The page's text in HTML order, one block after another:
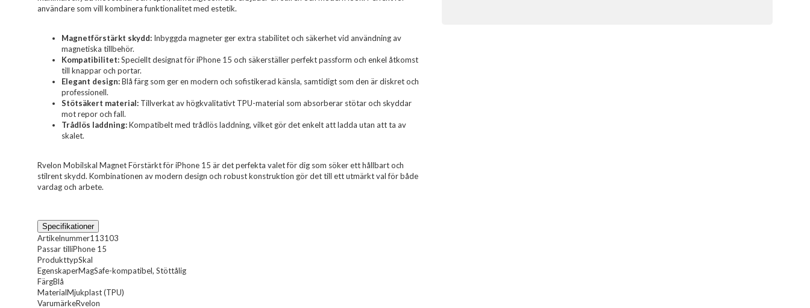
användare som vill kombinera funktionalitet med estetik.
Magnetförstärkt skydd: Inbyggda magneter ger extra stabilitet och säkerhet vid användning av
magnetiska tillbehör.
Kompatibilitet:Speciellt designat för iPhone 15 och säkerställer perfekt passform och enkel åtkomst
till knappar och portar.
Elegant design:Blå färg som ger en modern och sofistikerad känsla, samtidigt som den är diskret och
professionell.
Stötsäkert material: Tillverkat av högkvalitativt TPU-material som absorberar stötar och skyddar
mot repor och fall.
Trådlös laddning:Kompatibelt med trådlös laddning, vilket gör det enkelt att ladda utan att ta av
skalet.
Rvelon Mobilskal Magnet Förstärkt för iPhone 15 är det perfekta valet för dig som söker ett hållbart och
stilrent skydd. Kombinationen av modern design och robust konstruktion gör det till ett utmärkt val för både
vardag och arbete.
Specifikationer
Artikelnummer113103
Passar tilliPhone 15
ProdukttypSkal
EgenskaperMagSafe-kompatibel, Stöttålig
FärgBlå
MaterialMjukplast (TPU)
VarumärkeRvelon